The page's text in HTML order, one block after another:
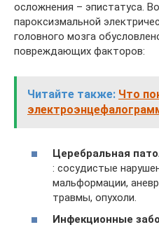
осложнения – эпистатуса.
пароксизмальной
головного мозга
повреждающих факторов:
Читайте также: Что
Церебральная
: сосудистые
мальформации,
травмы, опухоли.
Инфекционные